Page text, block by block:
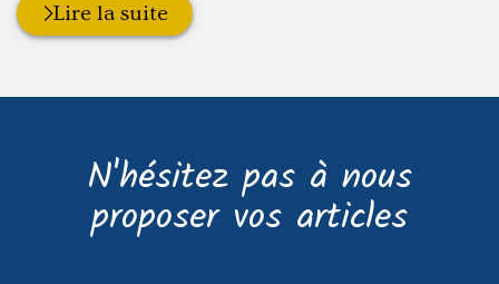
Lire la suite
N'hésitez pas à nous
proposer vos articles